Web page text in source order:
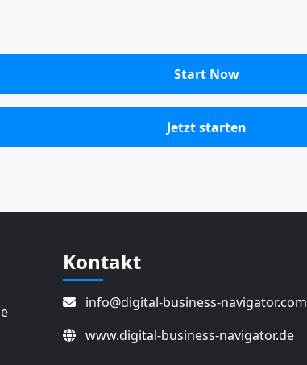
Start Now
Jetzt starten
Kontakt
info@digital-business-navigator.com
www.digital-business-navigator.de